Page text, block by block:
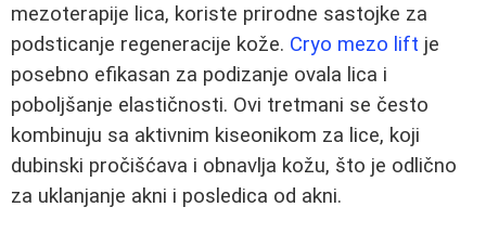
mezoterapije lica, koriste prirodne sastojke za
podsticanje regeneracije kože. Cryo mezo lift je
posebno efikasan za podizanje ovala lica i
poboljšanje elastičnosti. Ovi tretmani se često
kombinuju sa aktivnim kiseonikom za lice, koji
dubinski pročišćava i obnavlja kožu, što je odlično
za uklanjanje akni i posledica od akni.